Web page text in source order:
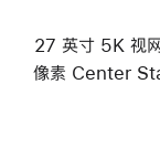
27 英寸 5K 视
像素 Center